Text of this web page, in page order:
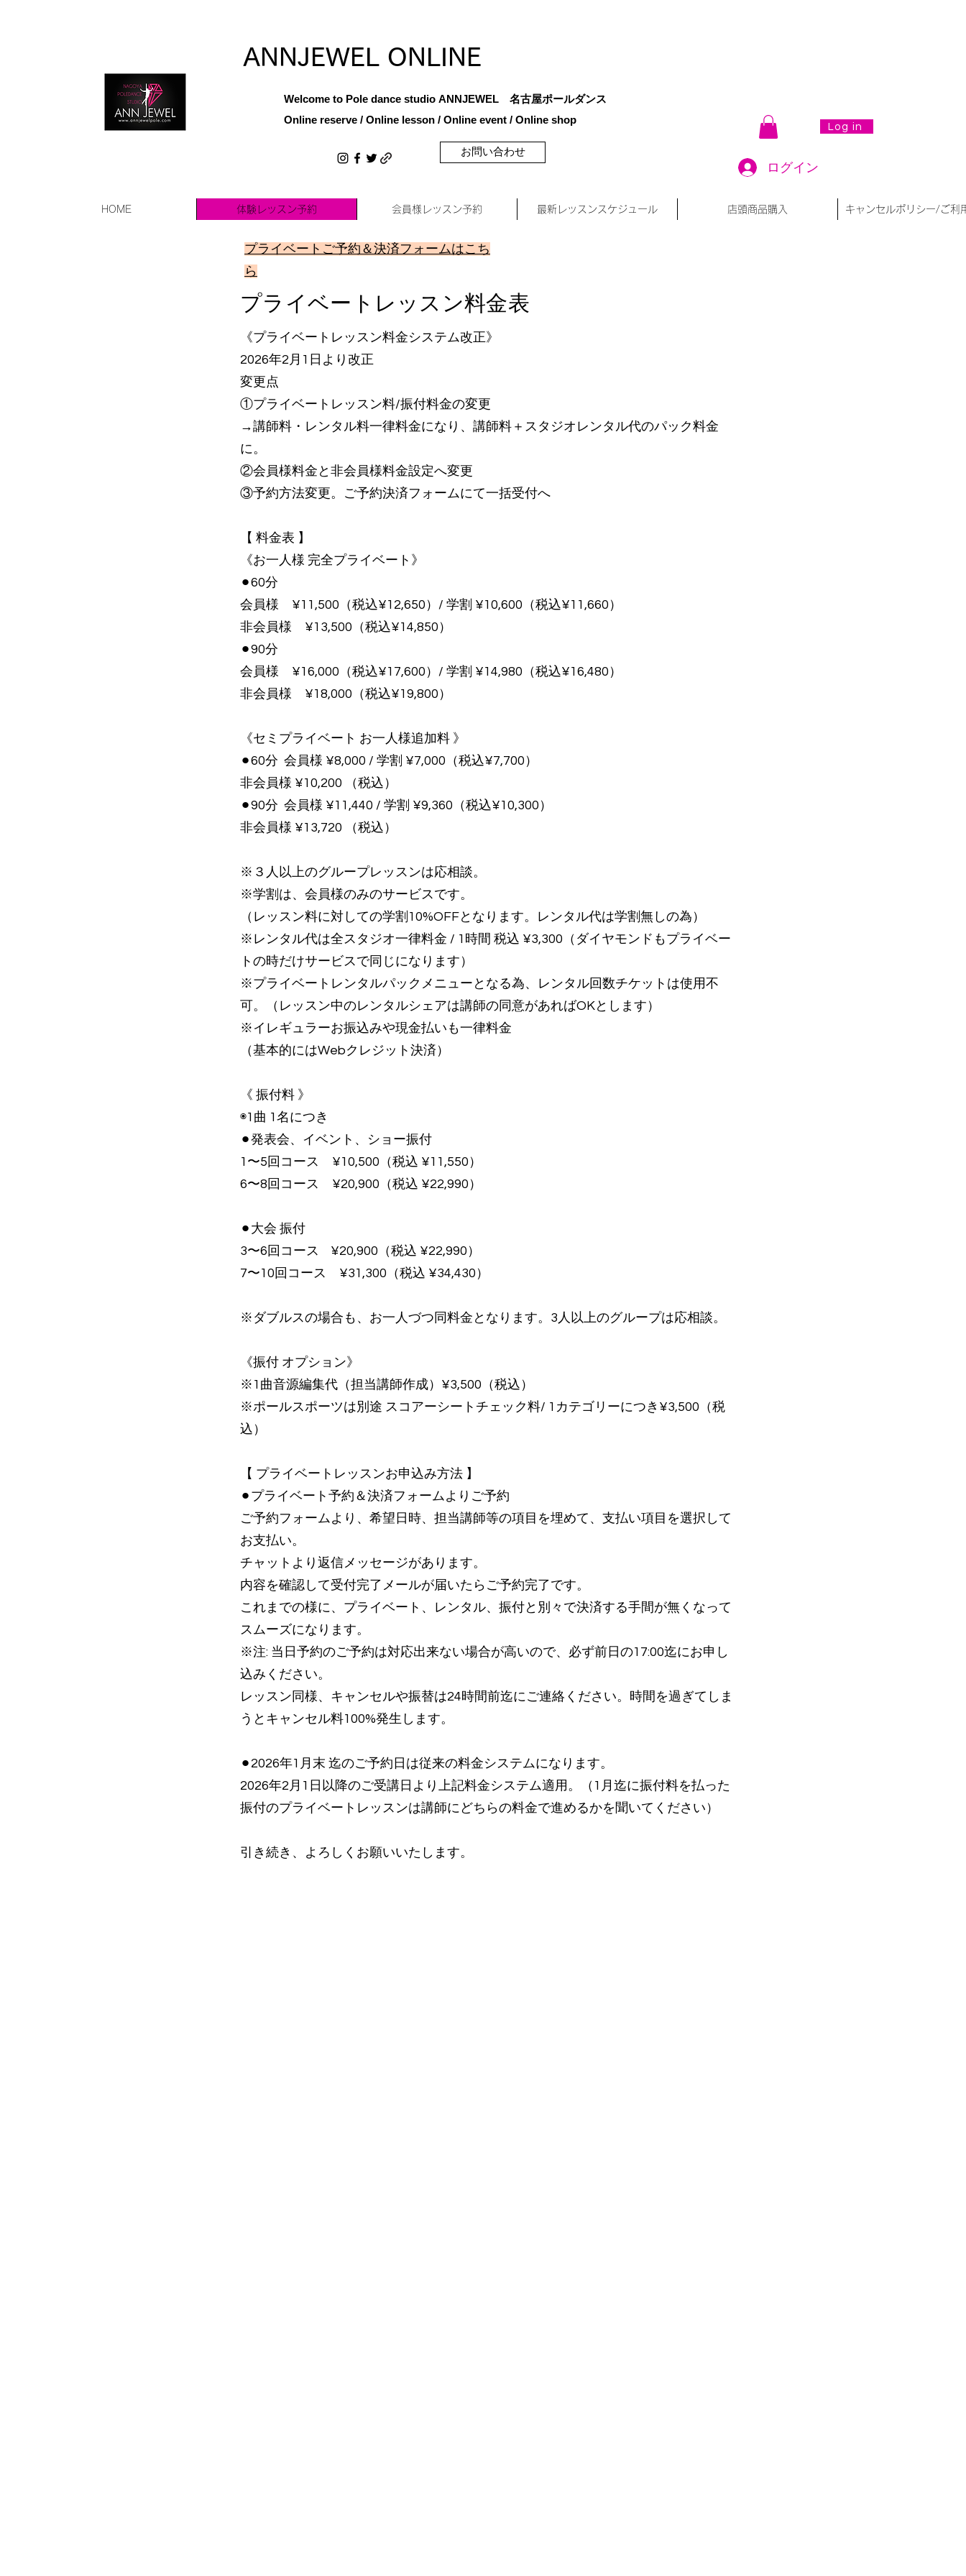
ANNJEWEL ONLINE
お問い合わせ
Log in
Welcome to Pole dance studio ANNJEWEL 名古屋ポールダンス
Online reserve / Online lesson / Online event / Online shop
ログイン
HOME 体験レッスン予約 会員様レッスン予約 最新レッスンスケジュール 店頭商品購入 キャンセルポリシー/ご利
プライベートご予約＆決済フォームはこち
ら
​プライベートレッスン料金表
《プライベートレッスン料金システム改正》
2026年2月1日より改正
変更点
①プライベートレッスン料/振付料金の変更
→講師料・レンタル料一律料金になり、講師料＋スタジオレンタル代のパック料金
に。
②会員様料金と非会員様料金設定へ変更
③予約方法変更。ご予約決済フォームにて一括受付へ
【 料金表 】
《お一人様 完全プライベート》
⚫︎60分
会員様 ¥11,500（税込¥12,650）/ 学割 ¥10,600（税込¥11,660）
非会員様 ¥13,500（税込¥14,850）
⚫︎90分
会員様 ¥16,000（税込¥17,600）/ 学割 ¥14,980（税込¥16,480）
非会員様 ¥18,000（税込¥19,800）
《セミプライベート お一人様追加料 》
⚫︎60分 会員様 ¥8,000 / 学割 ¥7,000（税込¥7,700）
非会員様 ¥10,200 （税込）
⚫︎90分 会員様 ¥11,440 / 学割 ¥9,360（税込¥10,300）
非会員様 ¥13,720 （税込）
※３人以上のグループレッスンは応相談。
​※学割は、会員様のみのサービスです。
（レッスン料に対しての学割10%OFFとなります。レンタル代は学割無しの為）
※レンタル代は全スタジオ一律料金 / 1時間 税込 ¥3,300（ダイヤモンドもプライベー
トの時だけサービスで同じになります）
※プライベートレンタルパックメニューとなる為、レンタル回数チケットは使用不
可。（レッスン中のレンタルシェアは講師の同意があればOKとします）
※イレギュラーお振込みや現金払いも一律料金
（基本的にはWebクレジット決済）
《 振付料 》
◉1曲 1名につき
⚫︎発表会、イベント、ショー振付
1〜5回コース ¥10,500（税込 ¥11,550）
6〜8回コース ¥20,900（税込 ¥22,990）
⚫︎大会 振付
3〜6回コース ¥20,900（税込 ¥22,990）
7〜10回コース ¥31,300（税込 ¥34,430）
※ダブルスの場合も、お一人づつ同料金となります。3人以上のグループは応相談。
《振付 オプション》
※1曲音源編集代（担当講師作成）¥3,500（税込）
※ポールスポーツは別途 スコアーシートチェック料/ 1カテゴリーにつき¥3,500（税
込）
【 プライベートレッスンお申込み方法 】
⚫︎プライベート予約＆決済フォームよりご予約
ご予約フォームより、希望日時、担当講師等の項目を埋めて、支払い項目を選択して
お支払い。
チャットより返信メッセージがあります。
内容を確認して受付完了メールが届いたらご予約完了です。
これまでの様に、プライベート、レンタル、振付と別々で決済する手間が無くなって
スムーズになります。
※注: 当日予約のご予約は対応出来ない場合が高いので、必ず前日の17:00迄にお申し
込みください。
レッスン同様、キャンセルや振替は24時間前迄にご連絡ください。時間を過ぎてしま
うとキャンセル料100%発生します。
⚫︎2026年1月末 迄のご予約日は従来の料金システムになります。
2026年2月1日以降のご受講日より上記料金システム適用。（1月迄に振付料を払った
振付のプライベートレッスンは講師にどちらの料金で進めるかを聞いてください）
​引き続き、よろしくお願いいたします。